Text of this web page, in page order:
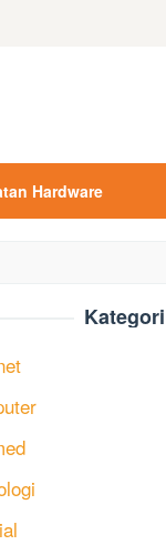
Hardware
Kategori